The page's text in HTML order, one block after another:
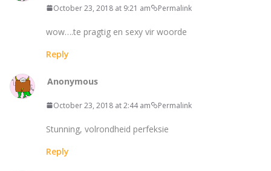
October 23, 2018 at 9:21 am Permalink
wow….te pragtig en sexy vir woorde
Reply
Anonymous
October 23, 2018 at 2:44 am Permalink
Stunning, volrondheid perfeksie
Reply